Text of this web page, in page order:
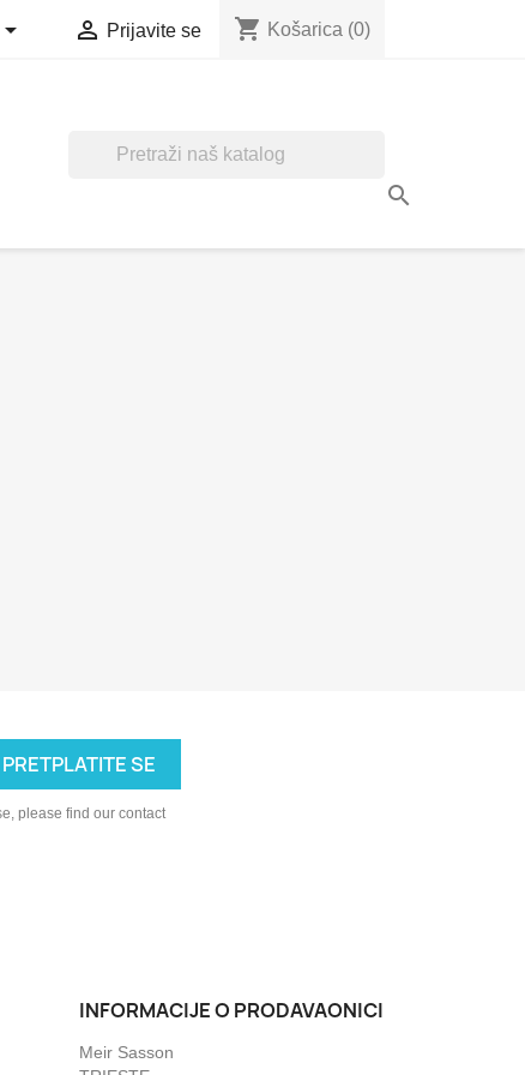
 Prijavite se shopping_cart Košarica (0)

please find our contact
INFORMACIJE O PRODAVAONICI
Meir Sasson